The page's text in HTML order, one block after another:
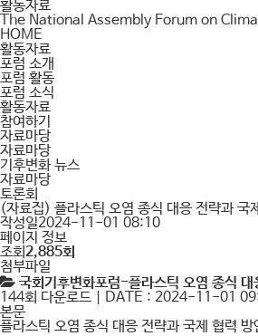
활동자료
The National Assembly Forum on
HOME
활동자료
포럼 소개
포럼 활동
포럼 소식
활동자료
참여하기
자료마당
자료마당
기후변화 뉴스
자료마당
토론회
(자료집) 플라스틱 오염 종식 대응 전략과
작성일2024-11-01 08:10
페이지 정보
조회2,885회
첨부파일
국회기후변화포럼-플라스틱 오염 종식
144회 다운로드 | DATE : 2024-11-01
본문
플라스틱 오염 종식 대응 전략과 국제 협력